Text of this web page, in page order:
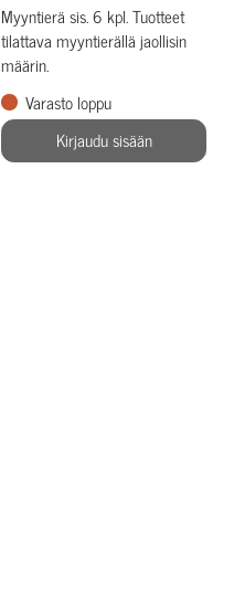
Myyntierä sis. 6 kpl. Tuotteet
tilattava myyntierällä jaollisin
määrin.
Varasto loppu
Kirjaudu sisään